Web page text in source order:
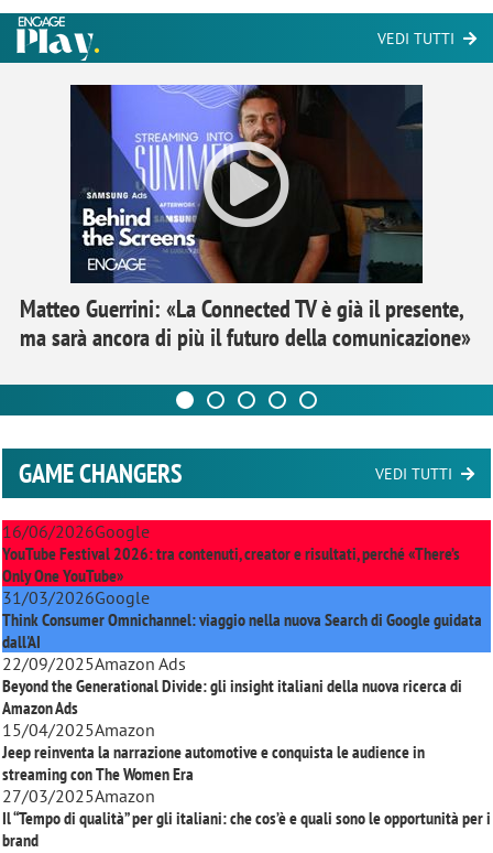
VEDI TUTTI
Matteo Guerrini: «La Connected TV è già il presente,
ma sarà ancora di più il futuro della comunicazione»
GAME CHANGERS VEDI TUTTI
16/06/2026Google
YouTube Festival 2026: tra contenuti, creator e risultati, perché «There’s
Only One YouTube»
31/03/2026Google
Think Consumer Omnichannel: viaggio nella nuova Search di Google guidata
dall'AI
22/09/2025Amazon Ads
Beyond the Generational Divide: gli insight italiani della nuova ricerca di
Amazon Ads
15/04/2025Amazon
Jeep reinventa la narrazione automotive e conquista le audience in
streaming conThe Women Era
27/03/2025Amazon
Il “Tempo di qualità” per gli italiani: che cos’è e quali sono le opportunità per i
brand